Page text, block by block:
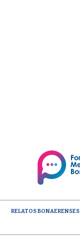
RELATOS BONAERENSES